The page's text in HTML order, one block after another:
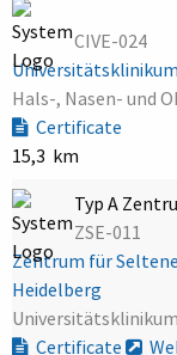
CIVE-024
Hals-, Nasen- und
Certificate
15,3 km
Typ A
ZSE-011
Zentrum für
Heidelberg
Certificate